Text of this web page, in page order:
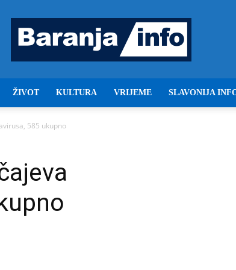
ŽIVOT KULTURA VRIJEME SLAVONIJA
585 ukupno